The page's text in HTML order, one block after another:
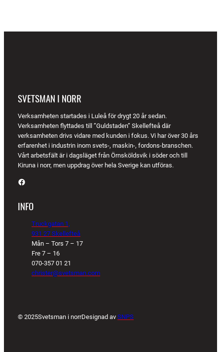
SVETSMAN I NORR
Verksamheten startades i Luleå för drygt 20 år sedan.
Verksamheten flyttades till ”Guldstaden” Skellefteå där
verksamheten drivs vidare med kunden i fokus. Vi har över 30 års
erfarenhet i industrin inom svets-, maskin-, fordons-branschen.
Vårt arbetsfält är i dagsläget från Örnsköldsvik i söder och till
Kiruna i norr, men uppdrag över hela Sverige kan utföras.
Facebook
INFO
Truckgatan 1,
931 27 Skellefteå
Mån – Tors 7 – 17
Fre 7 – 16
070-357 01 21
christer@svetsman.com
© 2025Svetsman i norrDesignad av SNPS